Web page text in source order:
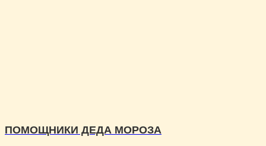
ПОМОЩНИКИ ДЕДА МОРОЗА